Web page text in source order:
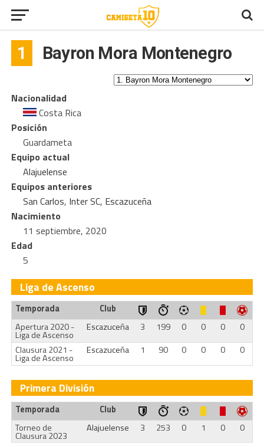
1 Bayron Mora Montenegro
Nacionalidad
Costa Rica
Posición
Guardameta
Equipo actual
Alajuelense
Equipos anteriores
San Carlos, Inter SC, Escazuceña
Nacimiento
11 septiembre, 2020
Edad
5
Liga de Ascenso
Temporada
Club
Apertura 2020 -
Liga de Ascenso
Escazuceña 3 199 0 0 0
0
Clausura 2021 -
Liga de Ascenso
Escazuceña 1 90 0 0 0 0
Primera División
Temporada
Club
Torneo de
Clausura 2023
Alajuelense 3 253 0 1 0
0